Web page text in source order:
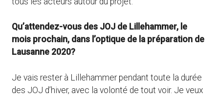
Qu’attendez-vous des JOJ de Lillehammer, le
mois prochain, dans l’optique de la préparation de
Lausanne 2020?
Je vais rester à Lillehammer pendant toute la durée
des JOJ d’hiver, avec la volonté de tout voir. Je veux